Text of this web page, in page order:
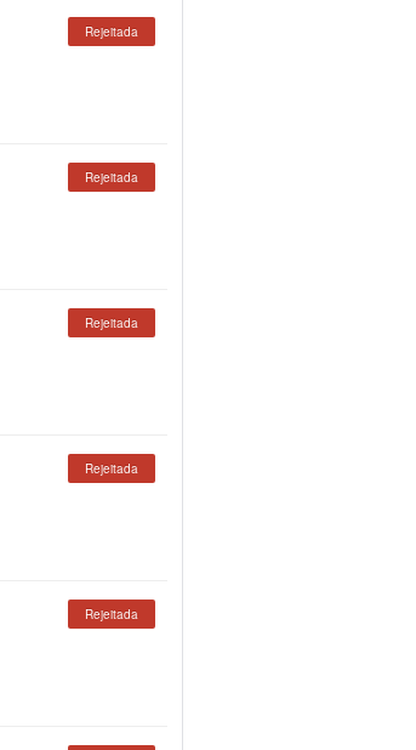
Rejeitada
Rejeitada
Rejeitada
Rejeitada
Rejeitada